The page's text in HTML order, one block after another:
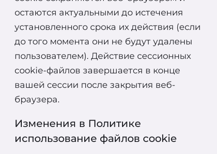
остаются актуальными до истечения
установленного срока их действия (если
до того момента они не будут удалены
пользователем). Действие сессионных
cookie-файлов завершается в конце
вашей сессии после закрытия веб-
браузера.
Изменения в Политике
использование файлов cookie